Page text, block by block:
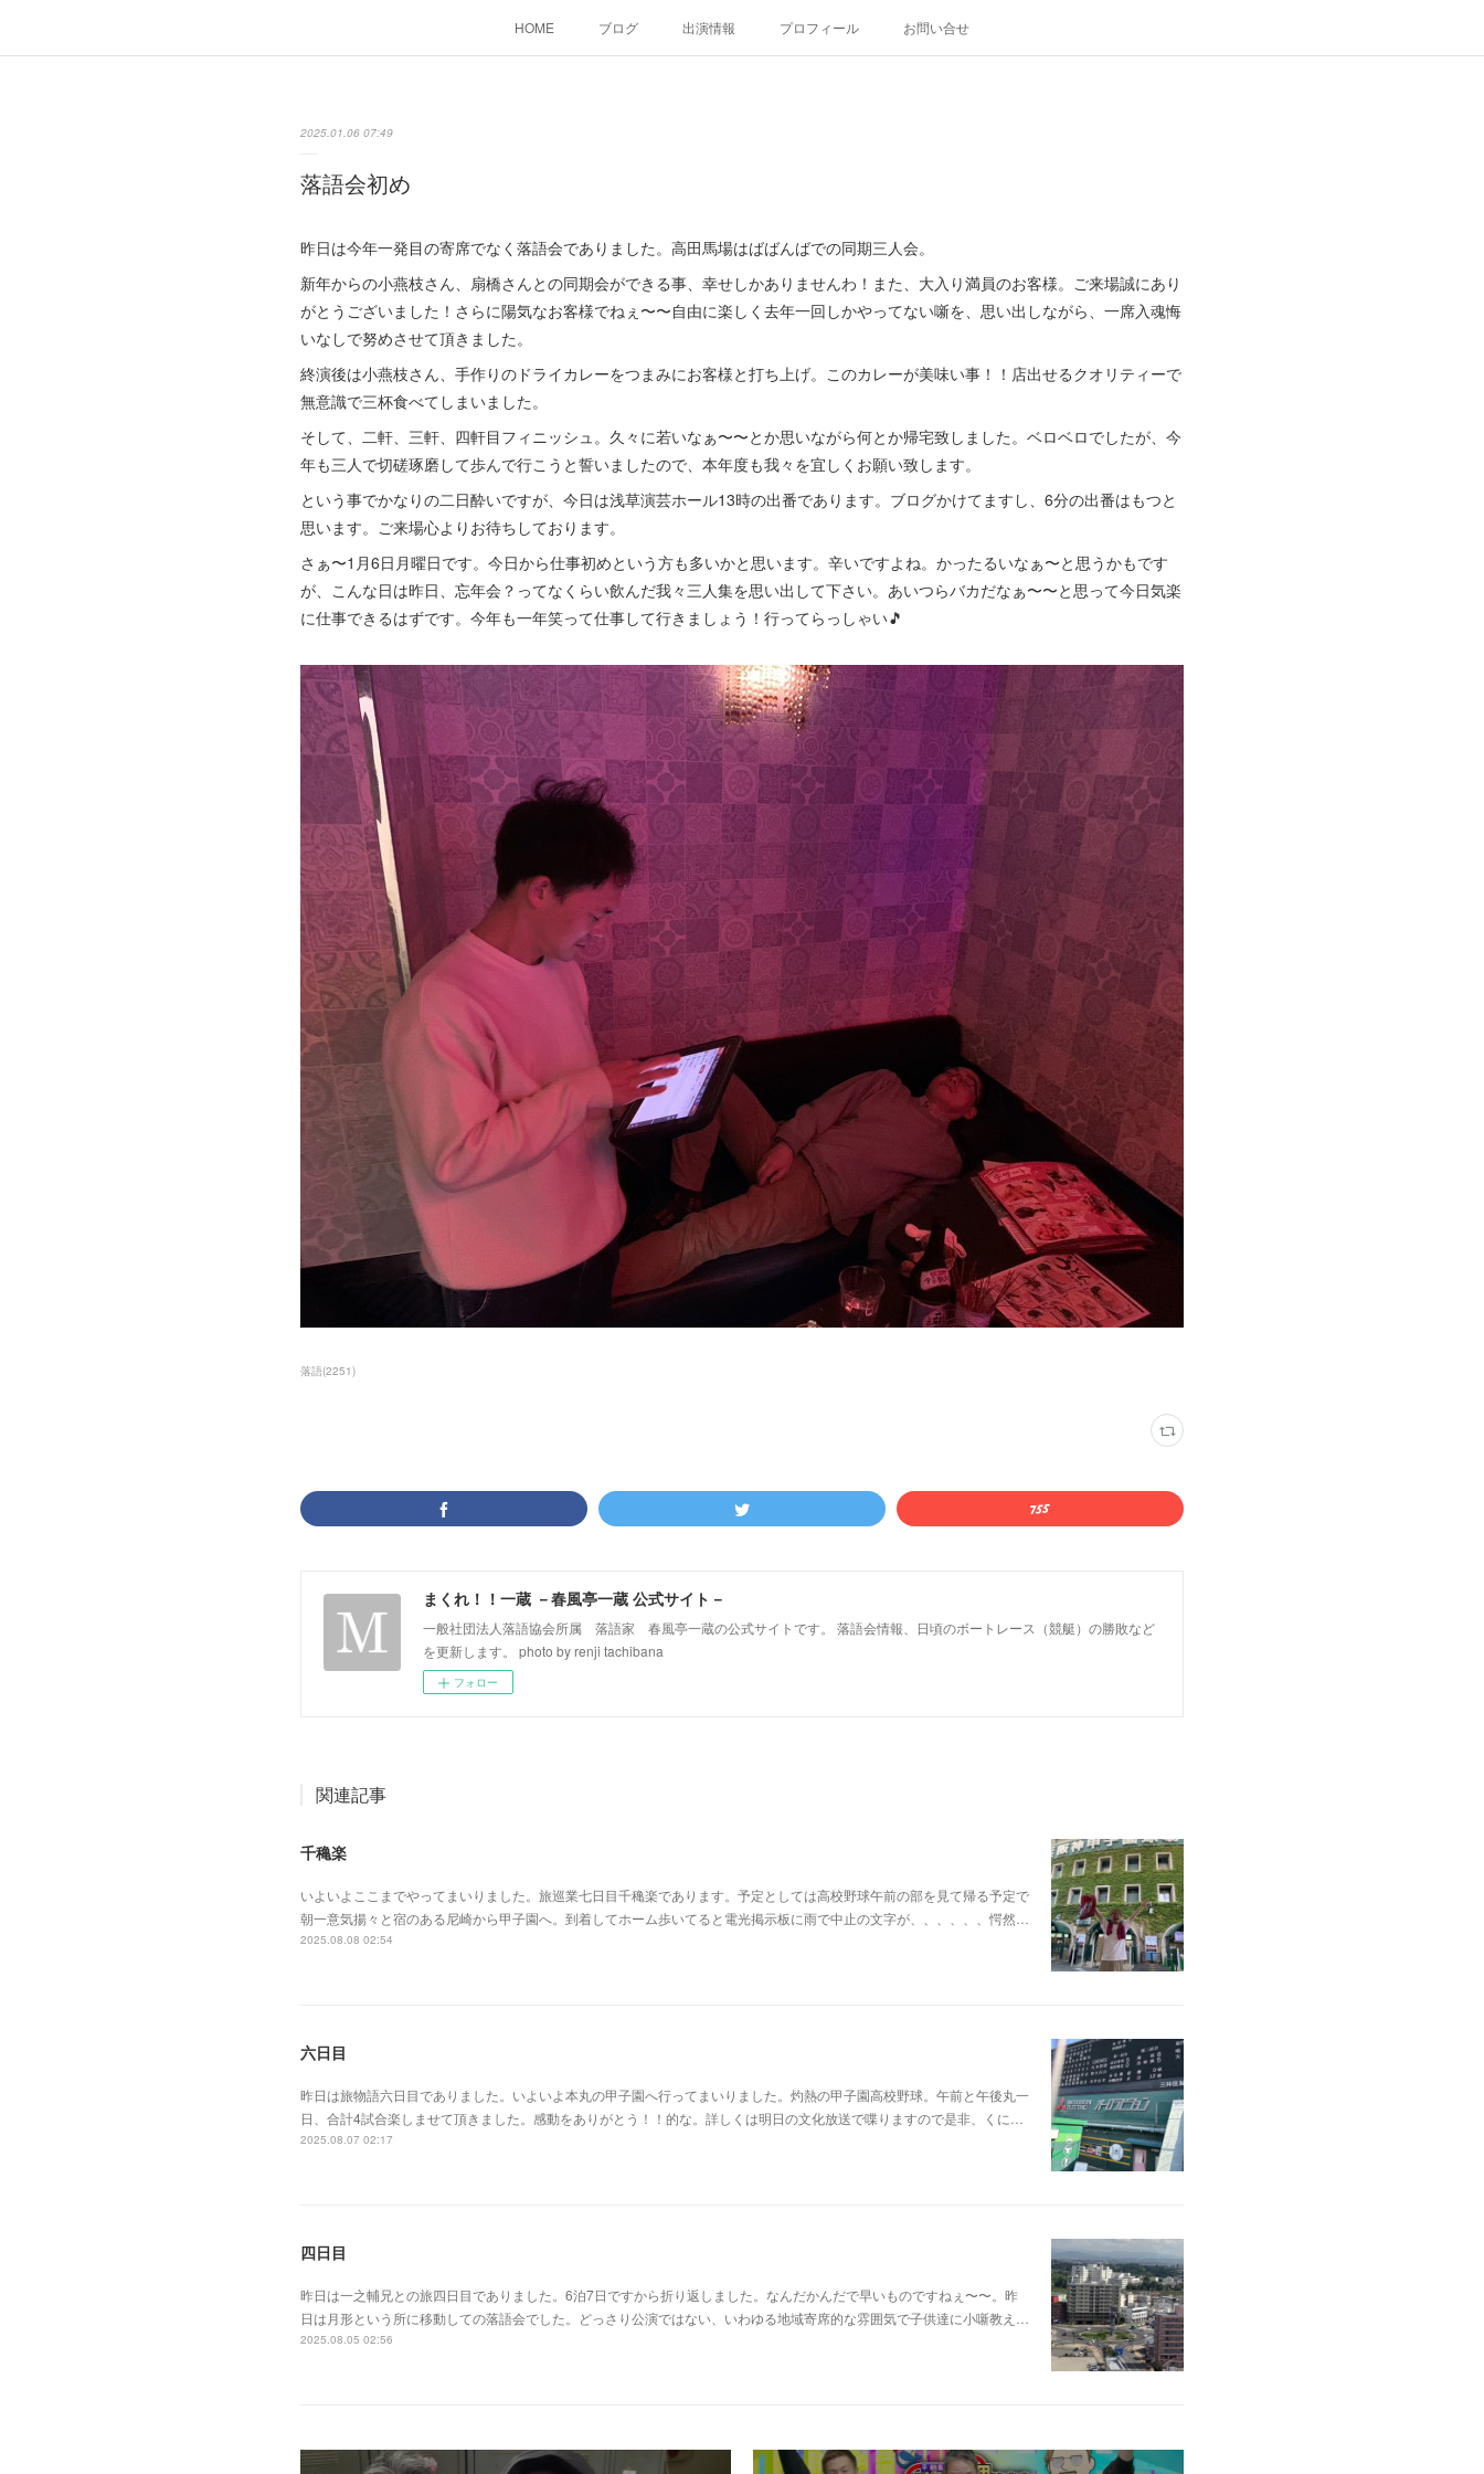
HOME ブログ 出演情報 プロフィール お問い合せ
2025.01.06 07:49
落語会初め
昨日は今年一発目の寄席でなく落語会でありました。高田馬場はばばんばでの同期三人会。
新年からの小燕枝さん、扇橋さんとの同期会ができる事、幸せしかありませんわ！また、大入り満員のお客様。ご来場誠にあり
がとうございました！さらに陽気なお客様でねぇ〜〜自由に楽しく去年一回しかやってない噺を、思い出しながら、一席入魂悔
いなしで努めさせて頂きました。
終演後は小燕枝さん、手作りのドライカレーをつまみにお客様と打ち上げ。このカレーが美味い事！！店出せるクオリティーで
無意識で三杯食べてしまいました。
そして、二軒、三軒、四軒目フィニッシュ。久々に若いなぁ〜〜とか思いながら何とか帰宅致しました。ベロベロでしたが、今
年も三人で切磋琢磨して歩んで行こうと誓いましたので、本年度も我々を宜しくお願い致します。
という事でかなりの二日酔いですが、今日は浅草演芸ホール13時の出番であります。ブログかけてますし、6分の出番はもつと
思います。ご来場心よりお待ちしております。
さぁ〜1月6日月曜日です。今日から仕事初めという方も多いかと思います。辛いですよね。かったるいなぁ〜と思うかもです
が、こんな日は昨日、忘年会？ってなくらい飲んだ我々三人集を思い出して下さい。あいつらバカだなぁ〜〜と思って今日気楽
に仕事できるはずです。今年も一年笑って仕事して行きましょう！行ってらっしゃい🎵
落語(2251)
まくれ！！一蔵 －春風亭一蔵 公式サイト－
一般社団法人落語協会所属 落語家 春風亭一蔵の公式サイトです。 落語会情報、日頃のボートレース（競艇）の勝敗など
を更新します。 photo by renji tachibana
フォロー
関連記事
千穐楽
いよいよここまでやってまいりました。旅巡業七日目千穐楽であります。予定としては高校野球午前の部を見て帰る予定で
朝一意気揚々と宿のある尼崎から甲子園へ。到着してホーム歩いてると電光掲示板に雨で中止の文字が、、、、、、愕然…
2025.08.08 02:54
六日目
昨日は旅物語六日目でありました。いよいよ本丸の甲子園へ行ってまいりました。灼熱の甲子園高校野球。午前と午後丸一
日、合計4試合楽しませて頂きました。感動をありがとう！！的な。詳しくは明日の文化放送で喋りますので是非、くに…
2025.08.07 02:17
四日目
昨日は一之輔兄との旅四日目でありました。6泊7日ですから折り返しました。なんだかんだで早いものですねぇ〜〜。昨
日は月形という所に移動しての落語会でした。どっさり公演ではない、いわゆる地域寄席的な雰囲気で子供達に小噺教え…
2025.08.05 02:56